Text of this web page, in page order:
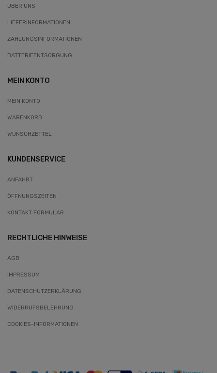
ÜBER UNS
LIEFERINFORMATIONEN
ZAHLUNGSINFORMATIONEN
BATTERIEENTSORGUNG
MEIN KONTO
MEIN KONTO
WARENKORB
WUNSCHZETTEL
KUNDENSERVICE
ANFAHRT
ÖFFNUNGSZEITEN
KONTAKT FORMULAR
RECHTLICHE HINWEISE
AGB
IMPRESSUM
DATENSCHUTZERKLÄRUNG
WIDERRUFSBELEHRUNG
COOKIES-INFORMATIONEN